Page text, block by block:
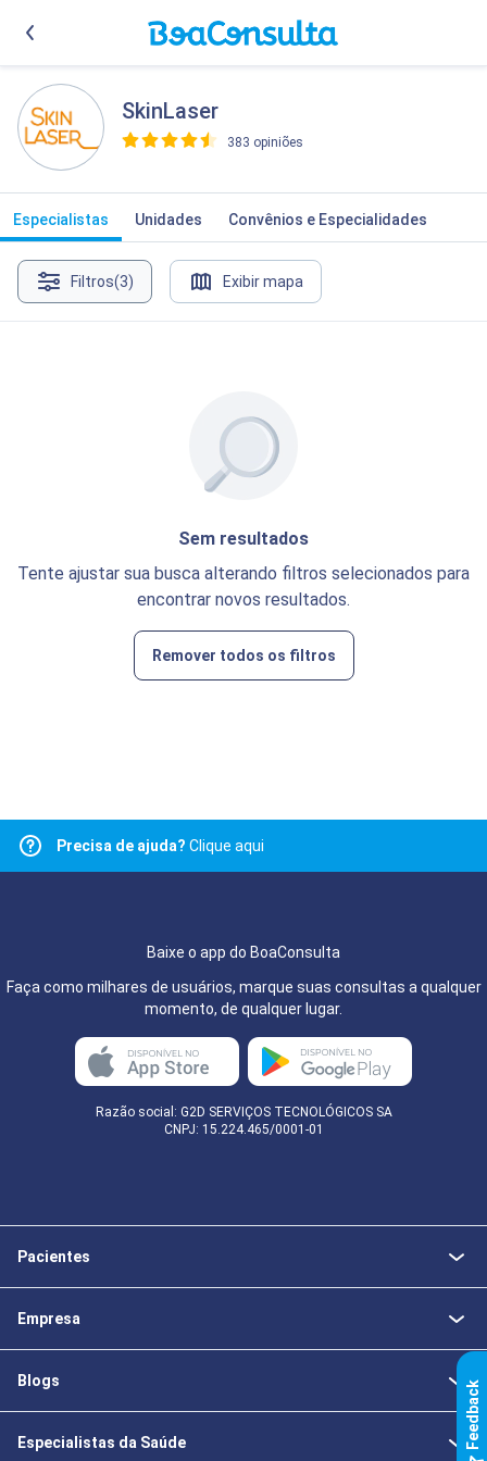
SkinLaser
383 opiniões
Especialistas Unidades Convênios e Especialidades
Filtros(3) Exibir mapa
Sem resultados
Tente ajustar sua busca alterando filtros selecionados para
encontrar novos resultados.
Remover todos os filtros
Precisa de ajuda? Clique aqui
Baixe o app do BoaConsulta
Faça como milhares de usuários, marque suas consultas a qualquer
momento, de qualquer lugar.
Razão social: G2D SERVIÇOS TECNOLÓGICOS SA
CNPJ: 15.224.465/0001-01
Pacientes
Empresa
Blogs
Especialistas da Saúde k